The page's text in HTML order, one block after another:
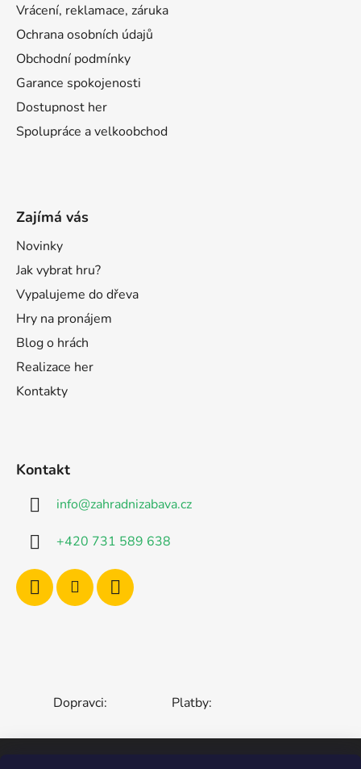
Vrácení, reklamace, záruka
Ochrana osobních údajů
Obchodní podmínky
Garance spokojenosti
Dostupnost her
Spolupráce a velkoobchod
Zajímá vás
Novinky
Jak vybrat hru?
Vypalujeme do dřeva
Hry na pronájem
Blog o hrách
Realizace her
Kontakty
Kontakt
info@zahradnizabava.cz
+420 731 589 638
Dopravci: Platby: